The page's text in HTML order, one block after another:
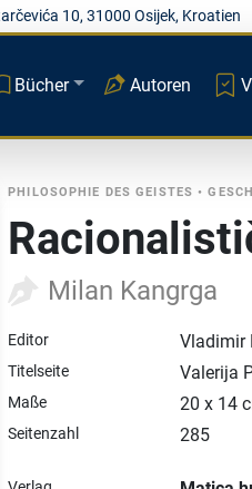
10, 31000 Osijek, Kroatien
Bücher Autoren
PHILOSOPHIE DES GEISTES •
Milan Kangrga
Editor Vladimir
Titelseite Valerija
Maße 20 x 14
Seitenzahl 285